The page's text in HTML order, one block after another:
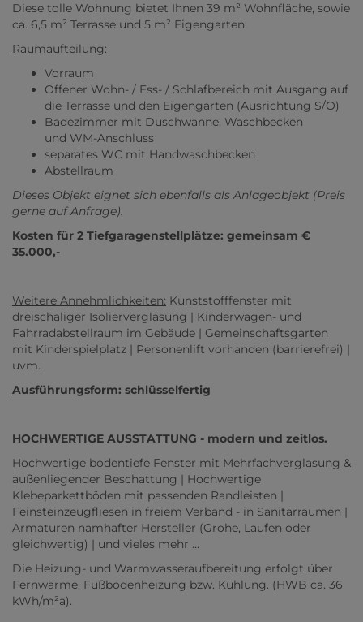
Diese tolle Wohnung bietet Ihnen 39 m² Wohnfläche, sowie
ca. 6,5 m² Terrasse und 5 m² Eigengarten.
Raumaufteilung:
Vorraum
Offener Wohn- / Ess- / Schlafbereich mit Ausgang auf
die Terrasse und den Eigengarten (Ausrichtung S/O)
Badezimmer mit Duschwanne, Waschbecken
und WM-Anschluss
separates WC mit Handwaschbecken
Abstellraum
Dieses Objekt eignet sich ebenfalls als Anlageobjekt (Preis
gerne auf Anfrage).
Kosten für 2 Tiefgaragenstellplätze: gemeinsam €
35.000,-
Weitere Annehmlichkeiten: Kunststofffenster mit
dreischaliger Isolierverglasung | Kinderwagen- und
Fahrradabstellraum im Gebäude | Gemeinschaftsgarten
mit Kinderspielplatz | Personenlift vorhanden (barrierefrei) |
uvm.
Ausführungsform: schlüsselfertig
HOCHWERTIGE AUSSTATTUNG - modern und zeitlos.
Hochwertige bodentiefe Fenster mit Mehrfachverglasung &
außenliegender Beschattung | Hochwertige
Klebeparkettböden mit passenden Randleisten |
Feinsteinzeugfliesen in freiem Verband - in Sanitärräumen |
Armaturen namhafter Hersteller (Grohe, Laufen oder
gleichwertig) | und vieles mehr ...
Die Heizung- und Warmwasseraufbereitung erfolgt über
Fernwärme. Fußbodenheizung bzw. Kühlung. (HWB ca. 36
kWh/m²a).